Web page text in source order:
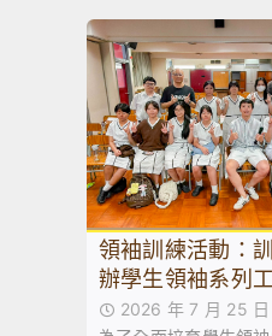
領袖訓練活動：
辦學生領袖系列
2026 年 7 月 25